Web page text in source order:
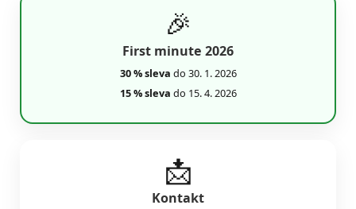
🎉
First minute 2026
30 % sleva do 30. 1. 2026
15 % sleva do 15. 4. 2026
📩
Kontakt